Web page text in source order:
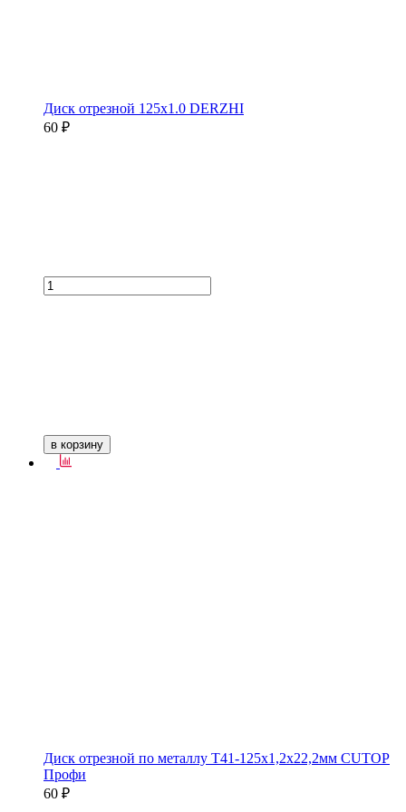
Диск отрезной 125х1.0 DERZHI
60 ₽
в корзину
Диск отрезной по металлу Т41-125х1,2х22,2мм CUTOP
Профи
60 ₽